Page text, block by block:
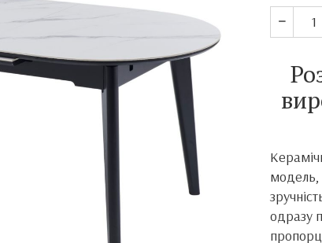
модель,
одразу